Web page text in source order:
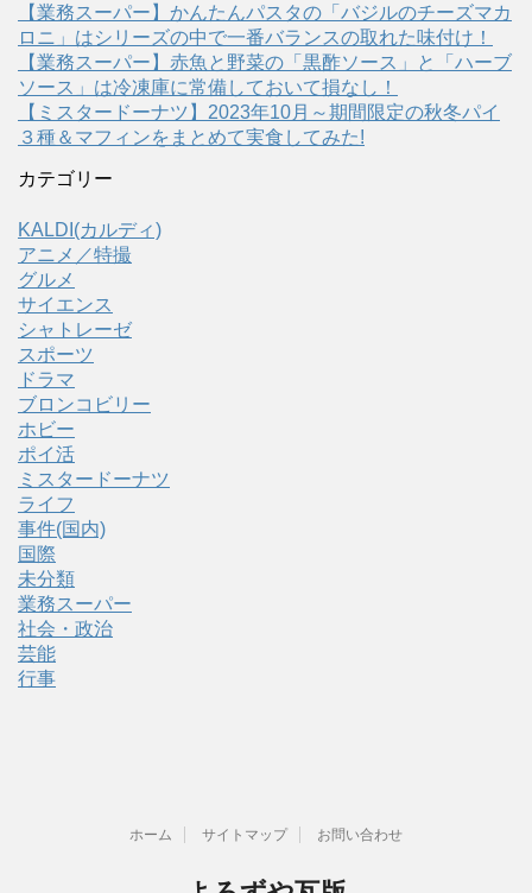
【業務スーパー】かんたんパスタの「バジルのチーズマカ
ロニ」はシリーズの中で一番バランスの取れた味付け！
【業務スーパー】赤魚と野菜の「黒酢ソース」と「ハーブ
ソース」は冷凍庫に常備しておいて損なし！
【ミスタードーナツ】2023年10月～期間限定の秋冬パイ
３種＆マフィンをまとめて実食してみた!
カテゴリー
KALDI(カルディ)
アニメ／特撮
グルメ
サイエンス
シャトレーゼ
スポーツ
ドラマ
ブロンコビリー
ホビー
ポイ活
ミスタードーナツ
ライフ
事件(国内)
国際
未分類
業務スーパー
社会・政治
芸能
行事
ホーム サイトマップ お問い合わせ